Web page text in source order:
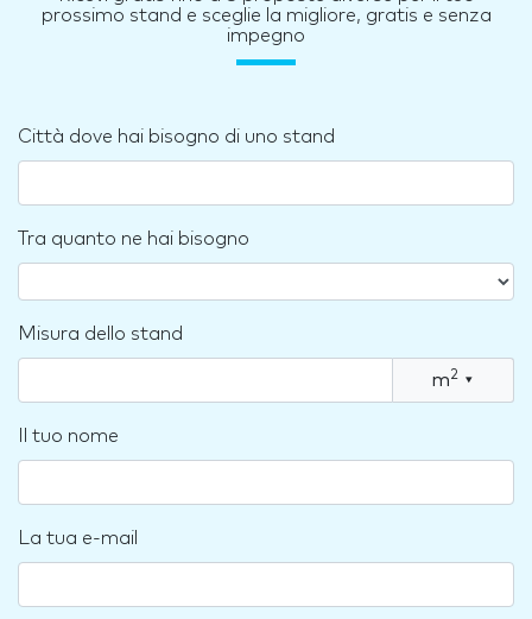
prossimo stand e sceglie la migliore, gratis e senza
impegno
Città dove hai bisogno di uno stand
Tra quanto ne hai bisogno
Misura dello stand
m2 ▾
Il tuo nome
La tua e-mail